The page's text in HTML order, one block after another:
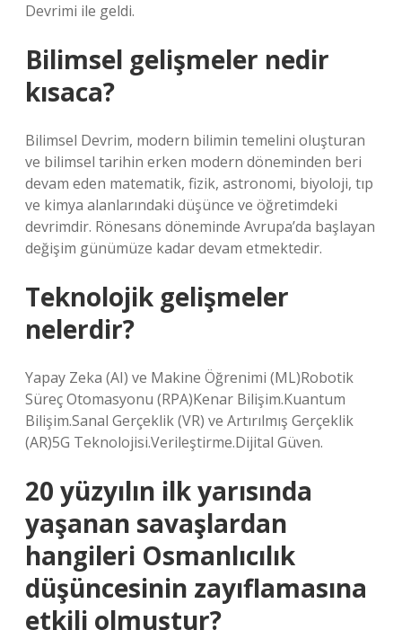
Devrimi ile geldi.
Bilimsel gelişmeler nedir
kısaca?
Bilimsel Devrim, modern bilimin temelini oluşturan
ve bilimsel tarihin erken modern döneminden beri
devam eden matematik, fizik, astronomi, biyoloji, tıp
ve kimya alanlarındaki düşünce ve öğretimdeki
devrimdir. Rönesans döneminde Avrupa’da başlayan
değişim günümüze kadar devam etmektedir.
Teknolojik gelişmeler
nelerdir?
Yapay Zeka (AI) ve Makine Öğrenimi (ML)Robotik
Süreç Otomasyonu (RPA)Kenar Bilişim.Kuantum
Bilişim.Sanal Gerçeklik (VR) ve Artırılmış Gerçeklik
(AR)5G Teknolojisi.Verileştirme.Dijital Güven.
20 yüzyılın ilk yarısında
yaşanan savaşlardan
hangileri Osmanlıcılık
düşüncesinin zayıflamasına
etkili olmuştur?